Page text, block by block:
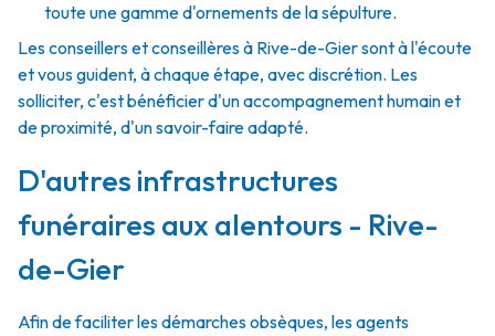
toute une gamme d'ornements de la sépulture.
Les conseillers et conseillères à Rive-de-Gier sont à l'écoute
et vous guident, à chaque étape, avec discrétion. Les
solliciter, c'est bénéficier d'un accompagnement humain et
de proximité, d'un savoir-faire adapté.
D'autres infrastructures
funéraires aux alentours - Rive-
de-Gier
Afin de faciliter les démarches obsèques, les agents